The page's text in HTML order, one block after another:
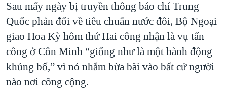
Sau mấy ngày bị truyền thông báo chí Trung
Quốc phản đối về tiêu chuẩn nước đôi, Bộ Ngoại
giao Hoa Kỳ hôm thứ Hai công nhận là vụ tấn
công ở Côn Minh “giống như là một hành động
khủng bố,” vì nó nhắm bừa bãi vào bất cứ người
nào nơi công cộng.